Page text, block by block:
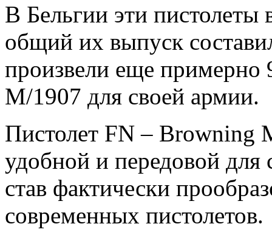
В Бельгии эти пистолеты
общий их выпуск
произвели еще примерно
М/1907 для своей армии.
Пистолет FN – Browning
удобной и передовой для
став фактически
современных пистолетов.